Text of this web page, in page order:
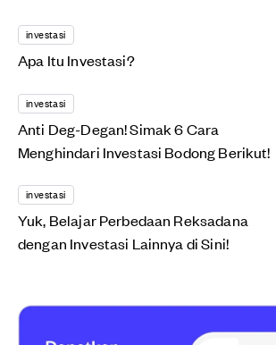
investasi
Apa Itu Investasi?
investasi
Anti Deg-Degan! Simak 6 Cara
Menghindari Investasi Bodong Berikut!
investasi
Yuk, Belajar Perbedaan Reksadana
dengan Investasi Lainnya di Sini!